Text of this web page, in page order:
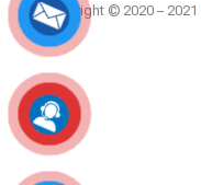
Copyright © 2020 – 2021